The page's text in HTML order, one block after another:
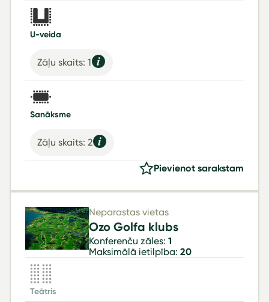
U-veida
Zāļu skaits: 1
Sanāksme
Zāļu skaits: 2
Pievienot sarakstam
Neparastas vietas
Ozo Golfa klubs
Konferenču zāles:1
Maksimālā ietilpība:20
Teātris